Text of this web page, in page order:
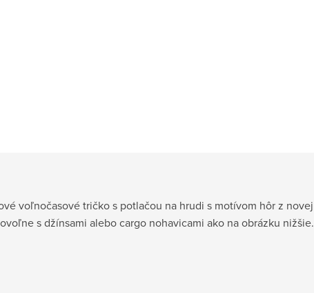
voľnočasové tričko s potlačou na hrudi s motívom hôr z novej
s džínsami alebo cargo nohavicami ako na obrázku nižšie.